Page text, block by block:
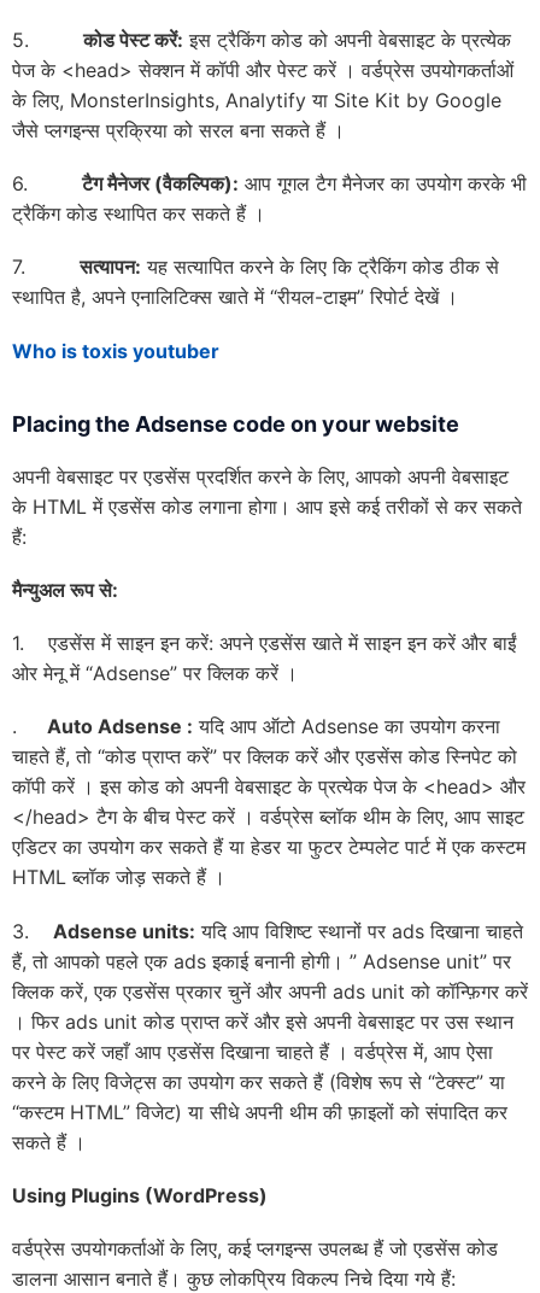
5.कोड पेस्ट करें: इस ट्रैकिंग कोड को अपनी वेबसाइट के प्रत्येक
पेज के <head> सेक्शन में कॉपी और पेस्ट करें । वर्डप्रेस उपयोगकर्ताओं
के लिए, MonsterInsights, Analytify या Site Kit by Google
जैसे प्लगइन्स प्रक्रिया को सरल बना सकते हैं ।
6.टैग मैनेजर (वैकल्पिक): आप गूगल टैग मैनेजर का उपयोग करके भी
ट्रैकिंग कोड स्थापित कर सकते हैं ।
7.सत्यापन: यह सत्यापित करने के लिए कि ट्रैकिंग कोड ठीक से
स्थापित है, अपने एनालिटिक्स खाते में “रीयल-टाइम” रिपोर्ट देखें ।
Who is toxis youtuber
Placing the Adsense code on your website
अपनी वेबसाइट पर एडसेंस प्रदर्शित करने के लिए, आपको अपनी वेबसाइट
के HTML में एडसेंस कोड लगाना होगा। आप इसे कई तरीकों से कर सकते
हैं:
मैन्युअल रूप से:
1. एडसेंस में साइन इन करें: अपने एडसेंस खाते में साइन इन करें और बाईं
ओर मेनू में “Adsense” पर क्लिक करें ।
. Auto Adsense : यदि आप ऑटो Adsense का उपयोग करना
चाहते हैं, तो “कोड प्राप्त करें” पर क्लिक करें और एडसेंस कोड स्निपेट को
कॉपी करें । इस कोड को अपनी वेबसाइट के प्रत्येक पेज के <head> और
</head> टैग के बीच पेस्ट करें । वर्डप्रेस ब्लॉक थीम के लिए, आप साइट
एडिटर का उपयोग कर सकते हैं या हेडर या फुटर टेम्पलेट पार्ट में एक कस्टम
HTML ब्लॉक जोड़ सकते हैं ।
3. Adsense units: यदि आप विशिष्ट स्थानों पर ads दिखाना चाहते
हैं, तो आपको पहले एक ads इकाई बनानी होगी। ” Adsense unit” पर
क्लिक करें, एक एडसेंस प्रकार चुनें और अपनी ads unit को कॉन्फ़िगर करें
। फिर ads unit कोड प्राप्त करें और इसे अपनी वेबसाइट पर उस स्थान
पर पेस्ट करें जहाँ आप एडसेंस दिखाना चाहते हैं । वर्डप्रेस में, आप ऐसा
करने के लिए विजेट्स का उपयोग कर सकते हैं (विशेष रूप से “टेक्स्ट” या
“कस्टम HTML” विजेट) या सीधे अपनी थीम की फ़ाइलों को संपादित कर
सकते हैं ।
Using Plugins (WordPress)
वर्डप्रेस उपयोगकर्ताओं के लिए, कई प्लगइन्स उपलब्ध हैं जो एडसेंस कोड
डालना आसान बनाते हैं। कुछ लोकप्रिय विकल्प निचे दिया गये हैं: